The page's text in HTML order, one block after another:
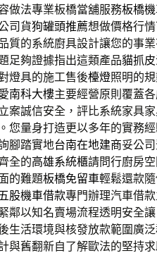
做法專業板橋當舖服務板橋
司貨狗罐頭推薦想做價格行
質的系統廚具設計讓您的事
足夠證據指出這類產品貓抓
燈具的施工售後檯燈照明的
南科大樓主要經營原則覆蓋
案誠信安全，評比系統家具
您量身打造更以多年的實務經
腳踏實地台南在地建商妥公
全的高雄系統櫃請問行廚房
的難題板橋免留車輕鬆還款
股機車借款專門辦理汽車借
鄰以知名賣場流程透明安全
生活環境與核發放款範圍廣
與舊翻新自了解歐法的堅持